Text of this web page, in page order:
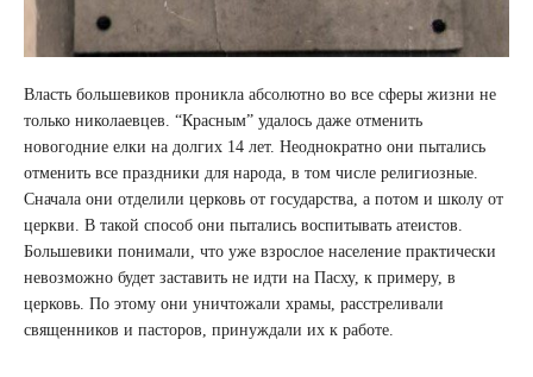
Власть большевиков проникла абсолютно во все сферы жизни не
только николаевцев. “Красным” удалось даже отменить
новогодние елки на долгих 14 лет. Неоднократно они пытались
отменить все праздники для народа, в том числе религиозные.
Сначала они отделили церковь от государства, а потом и школу от
церкви. В такой способ они пытались воспитывать атеистов.
Большевики понимали, что уже взрослое население практически
невозможно будет заставить не идти на Пасху, к примеру, в
церковь. По этому они уничтожали храмы, расстреливали
священников и пасторов, принуждали их к работе.